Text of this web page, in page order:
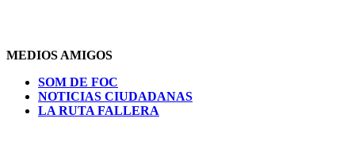
MEDIOS AMIGOS
SOM DE FOC
NOTICIAS CIUDADANAS
LA RUTA FALLERA